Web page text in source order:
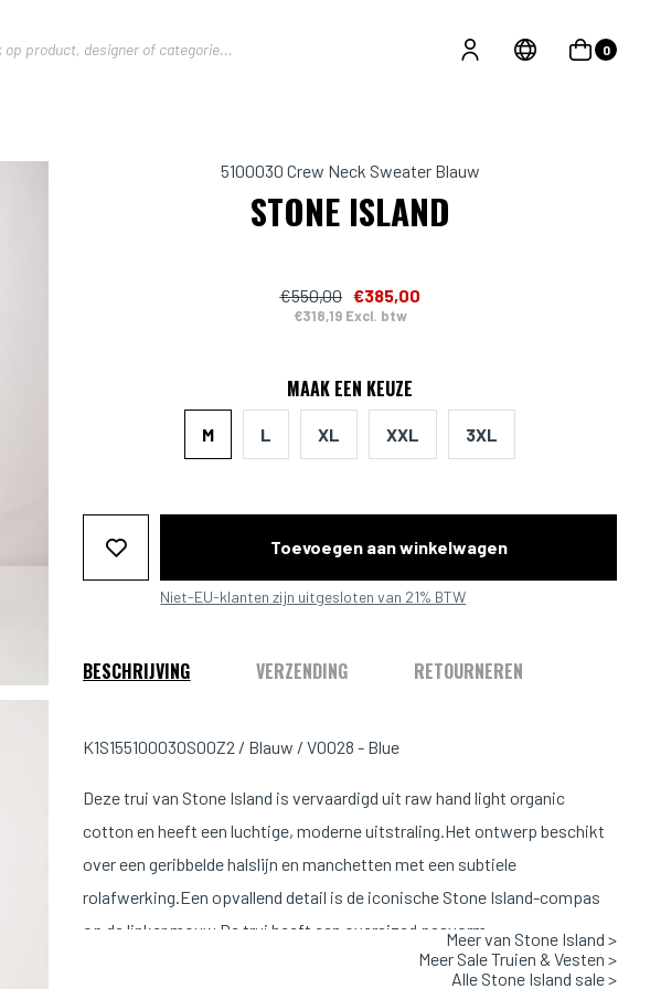
0
5100030 Crew Neck Sweater Blauw
STONE ISLAND
€550,00 €385,00
€318,19 Excl. btw
MAAK EEN KEUZE
M L XL XXL 3XL
Toevoegen aan winkelwagen
Niet-EU-klanten zijn uitgesloten van 21% BTW
BESCHRIJVING VERZENDING RETOURNEREN
K1S155100030S00Z2 / Blauw / V0028 - Blue
Deze trui van Stone Island is vervaardigd uit raw hand light organic
cotton en heeft een luchtige, moderne uitstraling.Het ontwerp beschikt
over een geribbelde halslijn en manchetten met een subtiele
rolafwerking.Een opvallend detail is de iconische Stone Island-compas
op de linker mouw. De trui heeft een oversized pasvormMeer van Stone Island >
Meer Sale Truien & Vesten >
Alle Stone Island sale >